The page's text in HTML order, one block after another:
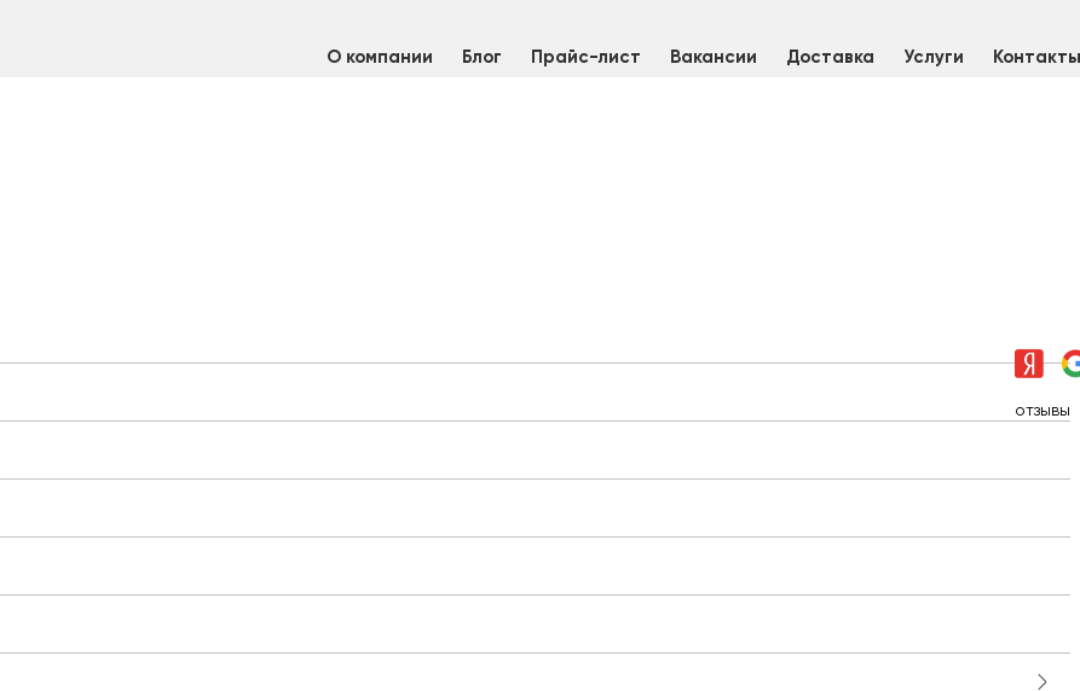
О компании Блог Прайс-лист Вакансии Доставка Услуги Контакты
отзывы